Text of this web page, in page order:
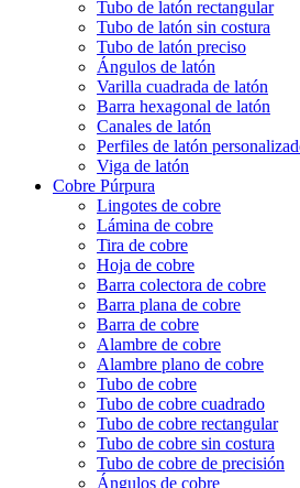
Tubo de latón rectangular
Tubo de latón sin costura
Tubo de latón preciso
Ángulos de latón
Varilla cuadrada de latón
Barra hexagonal de latón
Canales de latón
Perfiles de latón
Viga de latón
Cobre Púrpura
Lingotes de cobre
Lámina de cobre
Tira de cobre
Hoja de cobre
Barra colectora de cobre
Barra plana de cobre
Barra de cobre
Alambre de cobre
Alambre plano de cobre
Tubo de cobre
Tubo de cobre cuadrado
Tubo de cobre rectangular
Tubo de cobre sin costura
Tubo de cobre de precisión
Ángulos de cobre